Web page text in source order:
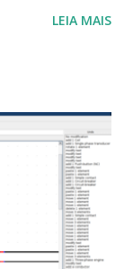
(ABNT), exige
Linux abra o
get install ttf-
e avance
uso clicando
e veja se as
Caso
LEIA MAIS